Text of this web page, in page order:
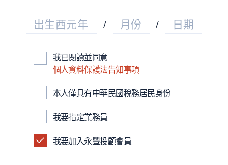
出生西元年 / 月份 / 日期
我已閱讀並同意
個人資料保護法告知事項
本人僅具有中華民國稅務居民身份
我要指定業務員
我要加入永豐投顧會員